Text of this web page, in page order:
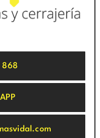
868